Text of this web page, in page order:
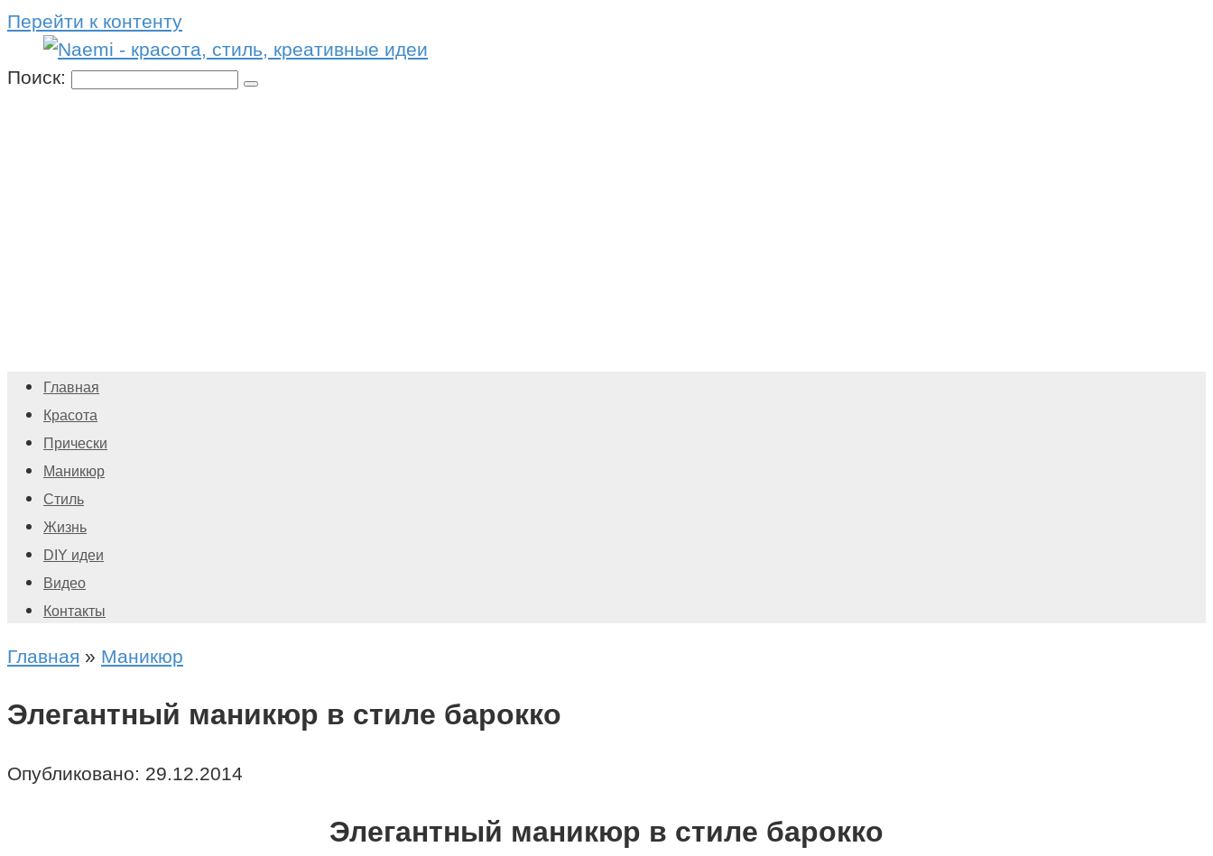
Перейти к контенту
Поиск:
Главная
Красота
Прически
Маникюр
Стиль
Жизнь
DIY идеи
Видео
Контакты
Главная » Маникюр
Элегантный маникюр в стиле барокко
Опубликовано: 29.12.2014
Элегантный маникюр в стиле барокко